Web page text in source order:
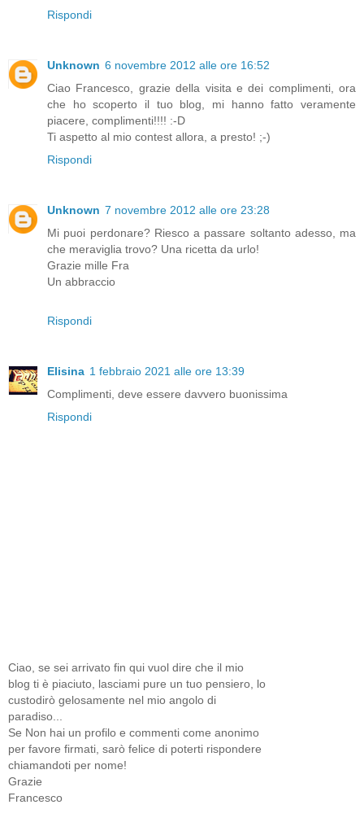
Rispondi
Unknown 6 novembre 2012 alle ore 16:52
Ciao Francesco, grazie della visita e dei complimenti, ora
che ho scoperto il tuo blog, mi hanno fatto veramente
piacere, complimenti!!!! :-D
Ti aspetto al mio contest allora, a presto! ;-)
Rispondi
Unknown 7 novembre 2012 alle ore 23:28
Mi puoi perdonare? Riesco a passare soltanto adesso, ma
che meraviglia trovo? Una ricetta da urlo!
Grazie mille Fra
Un abbraccio
Rispondi
Elisina 1 febbraio 2021 alle ore 13:39
Complimenti, deve essere davvero buonissima
Rispondi
Ciao, se sei arrivato fin qui vuol dire che il mio
blog ti è piaciuto, lasciami pure un tuo pensiero, lo
custodirò gelosamente nel mio angolo di
paradiso...
Se Non hai un profilo e commenti come anonimo
per favore firmati, sarò felice di poterti rispondere
chiamandoti per nome!
Grazie
Francesco